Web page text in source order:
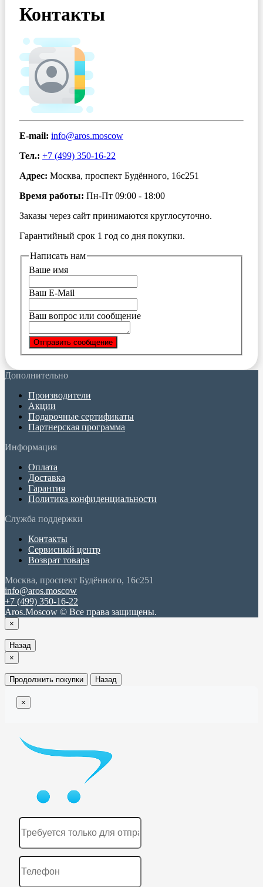
Контакты
E-mail: info@aros.moscow
Тел.: +7 (499) 350-16-22
Адрес: Москва, проспект Будённого, 16с251
Время работы: Пн-Пт 09:00 - 18:00
Заказы через сайт принимаются круглосуточно.
Гарантийный срок 1 год со дня покупки.
Написать нам
Ваше имя
Ваш E-Mail
Ваш вопрос или сообщение
Отправить сообщение
Дополнительно
Производители
Акции
Подарочные сертификаты
Партнерская программа
Информация
Оплата
Доставка
Гарантия
Политика конфиденциальности
Служба поддержки
Контакты
Сервисный центр
Возврат товара
Москва, проспект Будённого, 16с251
info@aros.moscow
+7 (499) 350-16-22
Aros.Moscow © Все права защищены.
×
Назад
×
Продолжить покупки Назад
×